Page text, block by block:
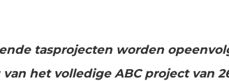
tasprojecten worden
het volledige ABC project van